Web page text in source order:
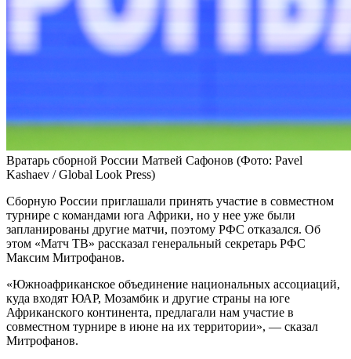
Вратарь сборной России Матвей Сафонов (Фото: Pavel
Kashaev / Global Look Press)
Сборную России приглашали принять участие в совместном
турнире с командами юга Африки, но у нее уже были
запланированы другие матчи, поэтому РФС отказался. Об
этом «Матч ТВ» рассказал генеральный секретарь РФС
Максим Митрофанов.
«Южноафриканское объединение национальных ассоциаций,
куда входят ЮАР, Мозамбик и другие страны на юге
Африканского континента, предлагали нам участие в
совместном турнире в июне на их территории», — сказал
Митрофанов.